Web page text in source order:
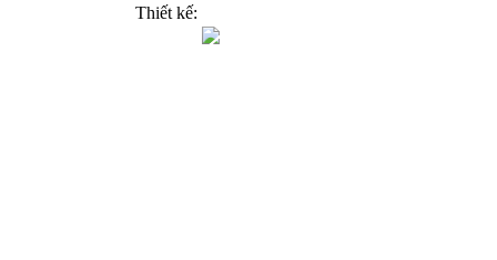
Thiết kế: